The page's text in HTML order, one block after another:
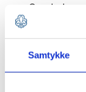
Samtykke
Grenledere
Kurset er for